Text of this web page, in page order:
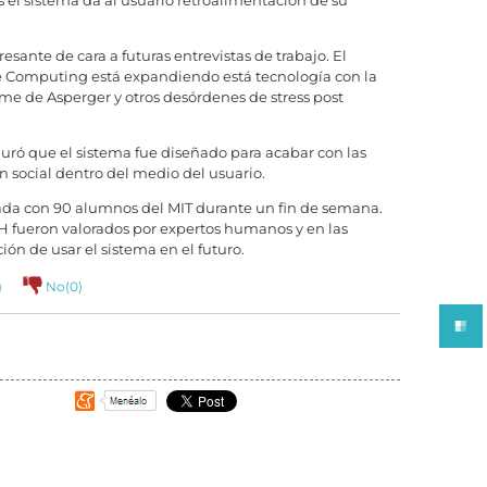
de cara a futuras entrevistas de trabajo. El
está expandiendo está tecnología con la
de Asperger y otros desórdenes de stress post
que el sistema fue diseñado para acabar con las
social dentro del medio del usuario.
con 90 alumnos del MIT durante un fin de semana.
fueron valorados por expertos humanos y en las
de usar el sistema en el futuro.
No(0)